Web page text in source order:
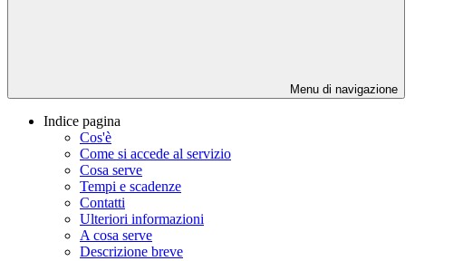
Menu di navigazione
Indice pagina
Cos'è
Come si accede al servizio
Cosa serve
Tempi e scadenze
Contatti
Ulteriori informazioni
A cosa serve
Descrizione breve